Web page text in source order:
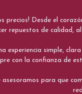
precios! Desde el
repuestos de calidad,
experiencia simple,
con la confianza de
asesoramos para que